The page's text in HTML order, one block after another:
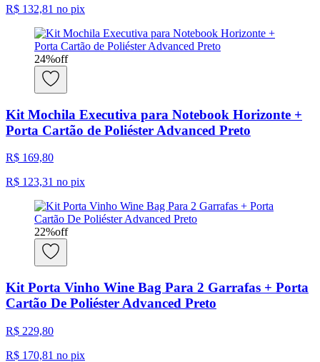
R$ 132,81 no pix
24%off
Kit Mochila Executiva para Notebook Horizonte +
Porta Cartão de Poliéster Advanced Preto
R$ 169,80
R$ 123,31 no pix
22%off
Kit Porta Vinho Wine Bag Para 2 Garrafas + Porta
Cartão De Poliéster Advanced Preto
R$ 229,80
R$ 170,81 no pix